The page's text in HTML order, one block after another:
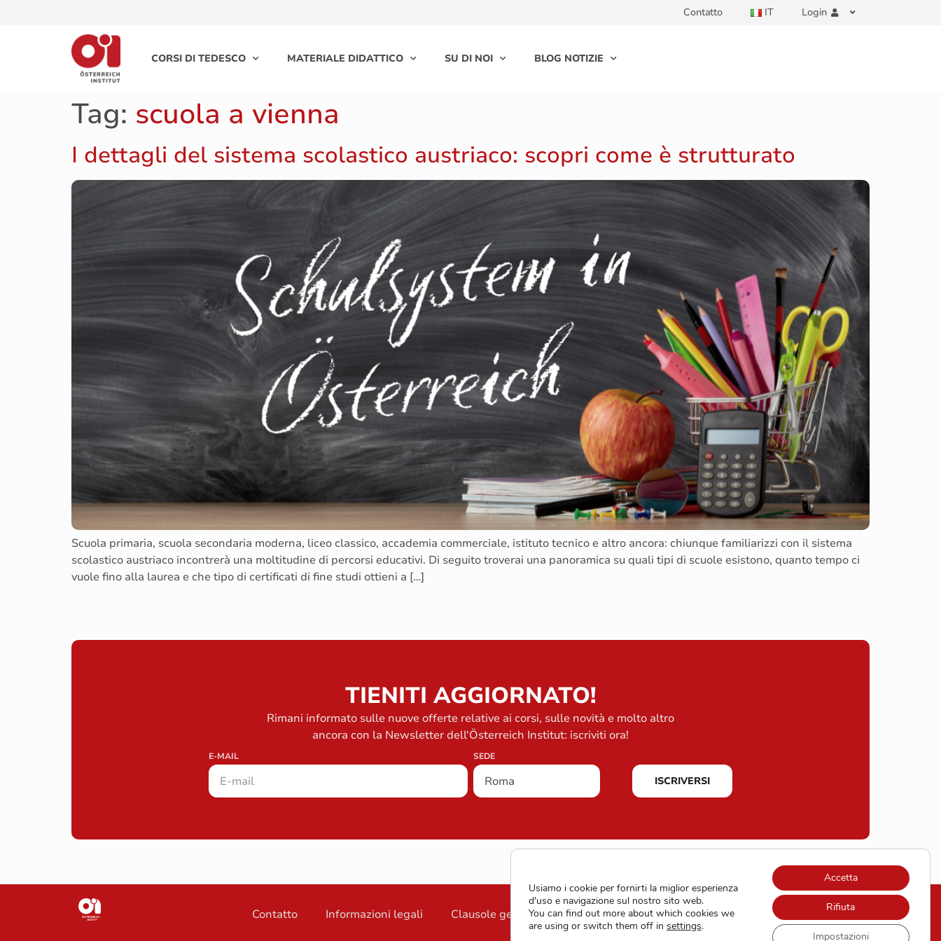
Contatto IT Login
CORSI DI TEDESCO MATERIALE DIDATTICO SU DI NOI BLOG NOTIZIE
Tag: scuola a vienna
I dettagli del sistema scolastico austriaco: scopri come è strutturato
Scuola primaria, scuola secondaria moderna, liceo classico, accademia commerciale, istituto tecnico e altro ancora: chiunque familiarizzi con il sistema
scolastico austriaco incontrerà una moltitudine di percorsi educativi. Di seguito troverai una panoramica su quali tipi di scuole esistono, quanto tempo ci
vuole fino alla laurea e che tipo di certificati di fine studi ottieni a […]
TIENITI AGGIORNATO!
Rimani informato sulle nuove offerte relative ai corsi, sulle novità e molto altro
ancora con la Newsletter dell'Österreich Institut: iscriviti ora!
E-MAIL SEDE
ISCRIVERSI
Contatto Informazioni legali Clausole generali di contratto Protezione dei dati
Usiamo i cookie per fornirti la miglior esperienza
d'uso e navigazione sul nostro sito web.
You can find out more about which cookies we
are using or switch them off in settings.
Accetta
Rifiuta
Impostazioni